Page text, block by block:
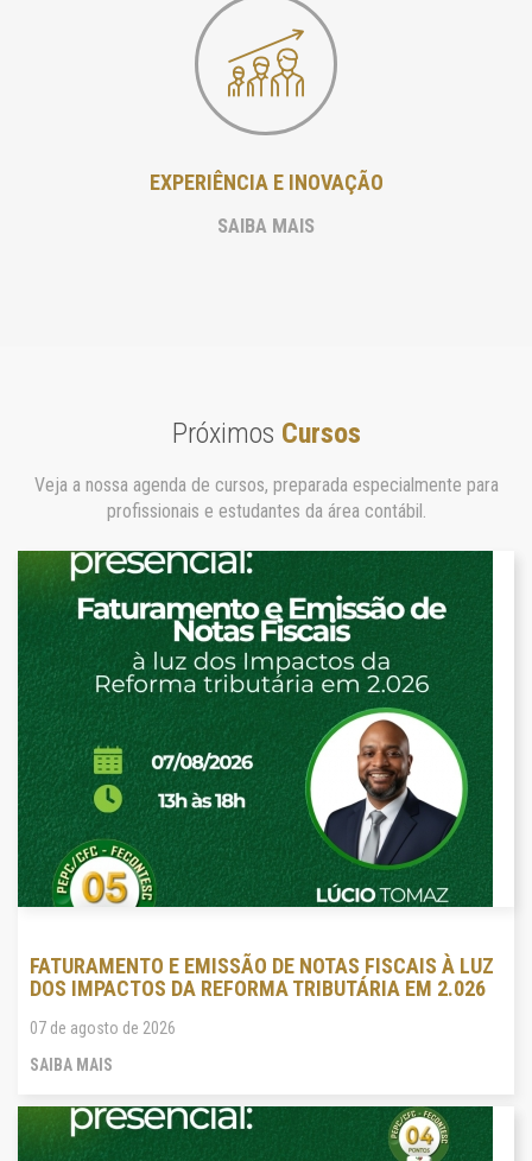
EXPERIÊNCIA E INOVAÇÃO
SAIBA MAIS
Próximos Cursos
Veja a nossa agenda de cursos, preparada especialmente para
profissionais e estudantes da área contábil.
FATURAMENTO E EMISSÃO DE NOTAS FISCAIS À LUZ
DOS IMPACTOS DA REFORMA TRIBUTÁRIA EM 2.026
07 de agosto de 2026
SAIBA MAIS